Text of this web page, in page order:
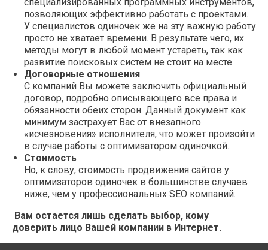
позволяющих эффективно работать с проектами.
У специалистов одиночек же на эту важную работу
просто не хватает времени. В результате чего, их
методы могут в любой момент устареть, так как
развитие поисковых систем не стоит на месте.
Договорные отношения
С компаний Вы можете заключить официальный
договор, подробно описывающего все права и
обязанности обеих сторон. Данный документ как
минимум застрахует Вас от внезапного
«исчезновения» исполнителя, что может произойти
в случае работы с оптимизатором одиночкой.
Стоимость
Но, к слову, стоимость продвижения сайтов у
оптимизаторов одиночек в большинстве случаев
ниже, чем у профессиональных SEO компаний.
Вам остается лишь сделать выбор, кому
доверить лицо Вашей компании в Интернет.